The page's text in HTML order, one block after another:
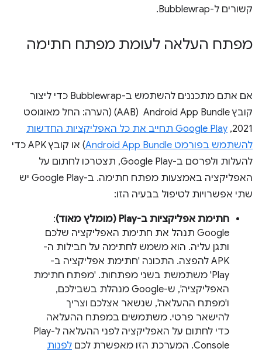
קשורים ל-Bubblewrap.
מפתח העלאה לעומת מפתח חתימה
אם אתם מתכננים להשתמש ב-Bubblewrap כדי ליצור
קובץ Android App Bundle ‏ (AAB) (הערה: החל מאוגוסט
2021,
Google Play תחייב את כל האפליקציות החדשות
להשתמש בפורמט Android App Bundle
) או קובץ APK כדי
להעלות ולפרסם ב-Google Play, תצטרכו לחתום על
האפליקציה באמצעות מפתח חתימה. ב-Google Play יש
שתי אפשרויות לטיפול בבעיה הזו:
חתימת אפליקציות ב-Play (מומלץ מאוד)
:
Google תנהל את חתימת האפליקציה שלכם
ותגן עליה. הוא משמש לחתימה על חבילות ה-
APK להפצה. התכונה 'חתימת אפליקציה ב-
Play' משתמשת בשני מפתחות. 'מפתח חתימת
האפליקציה', ש-Google מנהלת בשבילכם,
ו'מפתח ההעלאה', שנשאר אצלכם וצריך
להישאר פרטי. משתמשים במפתח ההעלאה
כדי לחתום על האפליקציה לפני ההעלאה ל-Play
Console. המערכת הזו מאפשרת לכם
לפנות